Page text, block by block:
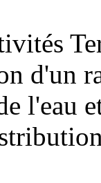
d'un
l'eau